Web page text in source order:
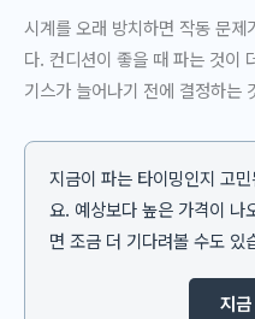
시계를 오래 방치하면 작동 문
다. 컨디션이 좋을 때 파는 것이
기스가 늘어나기 전에 결정하는
지금이 파는 타이밍인지 고
요. 예상보다 높은 가격이 나
면 조금 더 기다려볼 수도 있
지